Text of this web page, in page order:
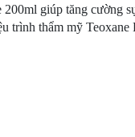
giúp tăng cường
trình thẩm mỹ Teoxane